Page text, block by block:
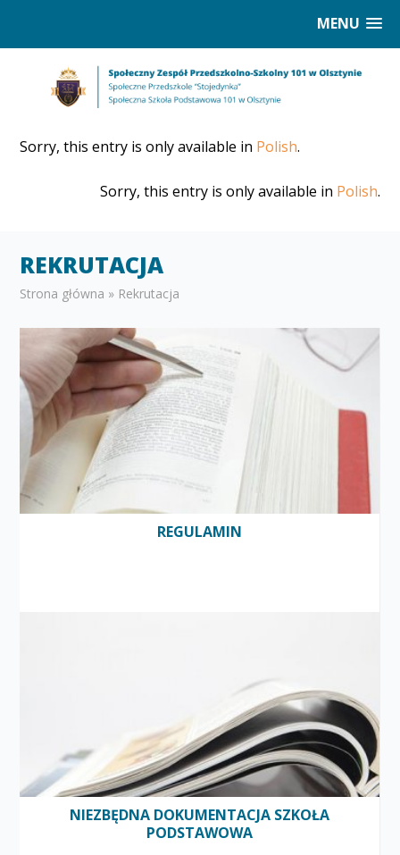
MENU
Sorry, this entry is only available in Polish.
Sorry, this entry is only available in Polish.
REKRUTACJA
Strona główna » Rekrutacja
REGULAMIN
NIEZBĘDNA DOKUMENTACJA SZKOŁA
PODSTAWOWA